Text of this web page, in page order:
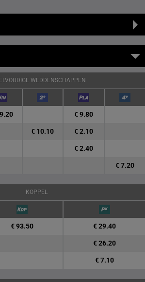
WEDDENSCHAPPEN
€ 9.80
€ 10.10 € 2.10
€ 2.40
€ 7.20
KOPPEL
€ 93.50 € 29.40
€ 26.20
€ 7.10